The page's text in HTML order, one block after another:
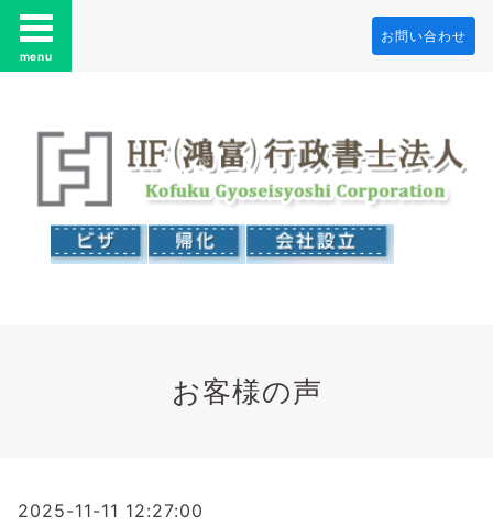
menu
お問い合わせ
お客様の声
2025-11-11 12:27:00